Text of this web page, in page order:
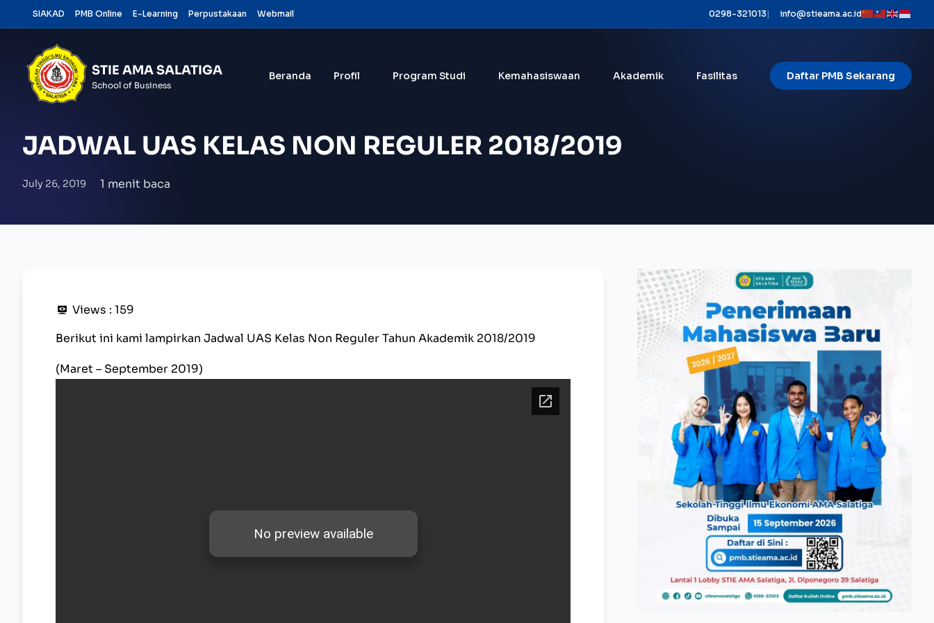
SIAKAD PMB Online E-Learning Perpustakaan Webmail 0298-321013| info@stieama.ac.id
STIE AMA SALATIGA
School of Business
Beranda Profil Program Studi Kemahasiswaan Akademik Fasilitas Daftar PMB Sekarang
JADWAL UAS KELAS NON REGULER 2018/2019
July 26, 2019 1 menit baca
Views : 159
Berikut ini kami lampirkan Jadwal UAS Kelas Non Reguler Tahun Akademik 2018/2019
(Maret – September 2019)